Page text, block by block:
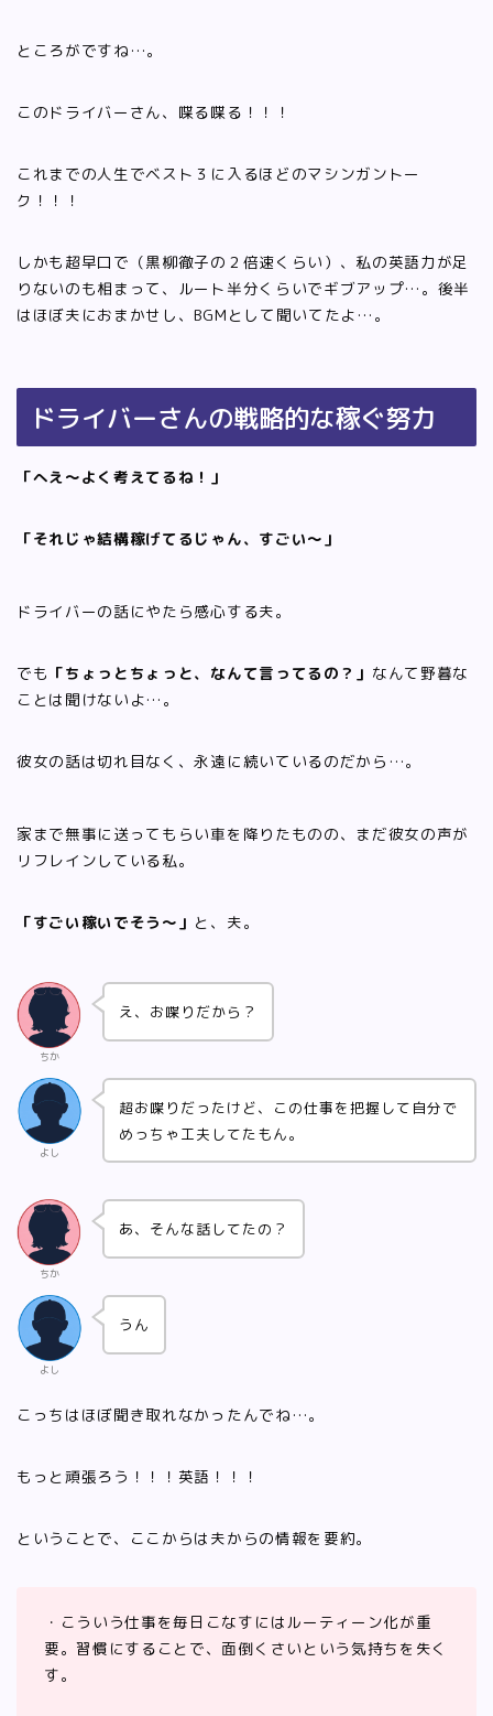
ところがですね…。
このドライバーさん、喋る喋る！！！
これまでの人生でベスト３に入るほどのマシンガントー
ク！！！
しかも超早口で（黒柳徹子の２倍速くらい）、私の英語力が足
りないのも相まって、ルート半分くらいでギブアップ…。後半
はほぼ夫におまかせし、BGMとして聞いてたよ…。
ドライバーさんの戦略的な稼ぐ努力
「へえ〜よく考えてるね！」
「それじゃ結構稼げてるじゃん、すごい〜」
ドライバーの話にやたら感心する夫。
でも 「ちょっとちょっと、なんて言ってるの？」 なんて野暮な
ことは聞けないよ…。
彼女の話は切れ目なく、永遠に続いているのだから…。
家まで無事に送ってもらい車を降りたものの、まだ彼女の声が
リフレインしている私。
「すごい稼いでそう〜」 と、夫。
ちか
え、お喋りだから？
よし
超お喋りだったけど、この仕事を把握して自分で
めっちゃ工夫してたもん。
ちか
あ、そんな話してたの？
よし
うん
こっちはほぼ聞き取れなかったんでね…。
もっと頑張ろう！！！英語！！！
ということで、ここからは夫からの情報を要約。
・こういう仕事を毎日こなすにはルーティーン化が重
要。習慣にすることで、面倒くさいという気持ちを失く
す。